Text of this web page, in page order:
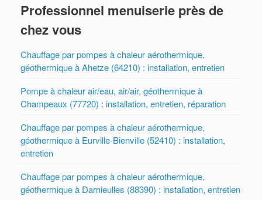
Professionnel menuiserie près de
chez vous
Chauffage par pompes à chaleur aérothermique,
géothermique à Ahetze (64210) : installation, entretien
Pompe à chaleur air/eau, air/air, géothermique à
Champeaux (77720) : installation, entretien, réparation
Chauffage par pompes à chaleur aérothermique,
géothermique à Eurville-Bienville (52410) : installation,
entretien
Chauffage par pompes à chaleur aérothermique,
géothermique à Darnieulles (88390) : installation, entretien